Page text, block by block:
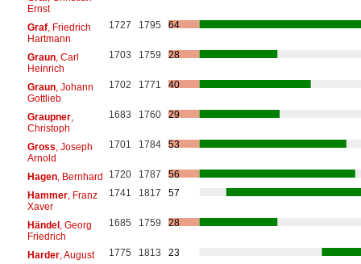
Ernst
Graf, Friedrich
Hartmann
1727 1795 64
Graun, Carl
Heinrich
1703 1759 28
Graun, Johann
Gottlieb
1702 1771 40
Graupner,
Christoph
1683 1760 29
Gross , Joseph
Arnold
1701 1784 53
Hagen, Bernhard 1720 1787
56
Hammer, Franz
Xaver
1741 1817 57
Händel, Georg
Friedrich
1685 1759 28
Harder, August 1775 1813
23